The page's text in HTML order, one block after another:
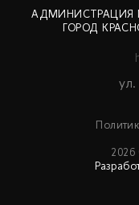
АДМИНИСТРАЦИЯ
ГОРОД